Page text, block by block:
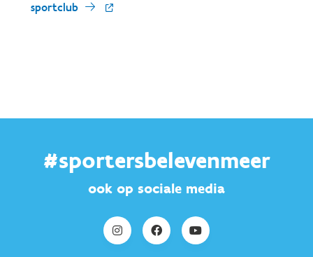
sportclub
#sportersbelevenmeer
ook op sociale media